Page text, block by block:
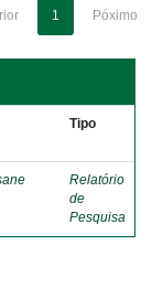
1 Póximo
Tipo
Relatório
de
Pesquisa